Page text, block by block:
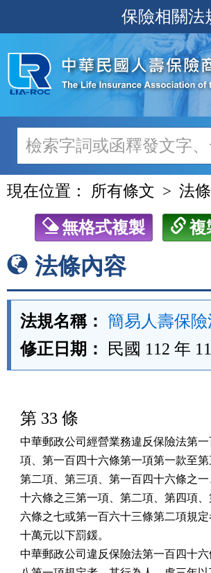
至
主
內
容
保險相關法
現在位置： 所有條文 法
無格式複製 複
法條內容
法規名稱：
簡易人壽保險
修正日期：
民國 112 年
第 33 條
中華郵政公司經營業務違反保險法第
項、第一百四十六條第一項第一款至
第二項、第三項、第一百四十六條之
十六條之三第一項、第二項、第四項
六條之七或第一百六十三條第二項規
十萬元以下罰鍰。
中華郵政公司違反保險法第一百四十